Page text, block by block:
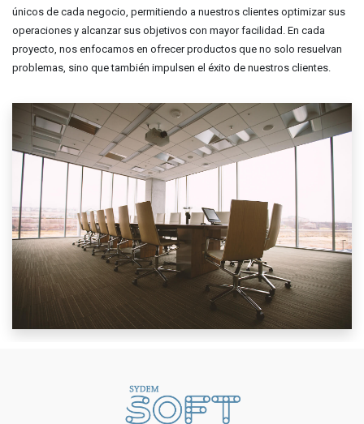
únicos de cada negocio, permitiendo a nuestros clientes optimizar sus
operaciones y alcanzar sus objetivos con mayor facilidad. En cada
proyecto, nos enfocamos en ofrecer productos que no solo resuelvan
problemas, sino que también impulsen el éxito de nuestros clientes.